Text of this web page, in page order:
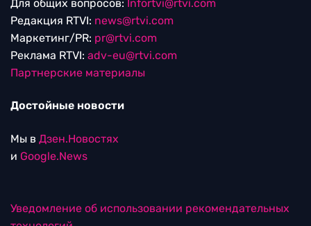
Для общих вопросов: Infortvi@rtvi.com
Редакция RTVI: news@rtvi.com
Маркетинг/PR: pr@rtvi.com
Реклама RTVI: adv-eu@rtvi.com
Партнерские материалы
Достойные новости
Мы в Дзен.Новостях
и Google.News
Уведомление об использовании рекомендательных